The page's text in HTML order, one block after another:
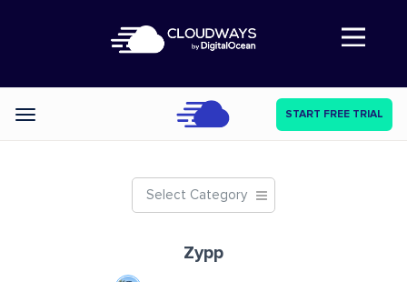
Abre a navegação
Categories START FREE TRIAL
Select Category
Zypp